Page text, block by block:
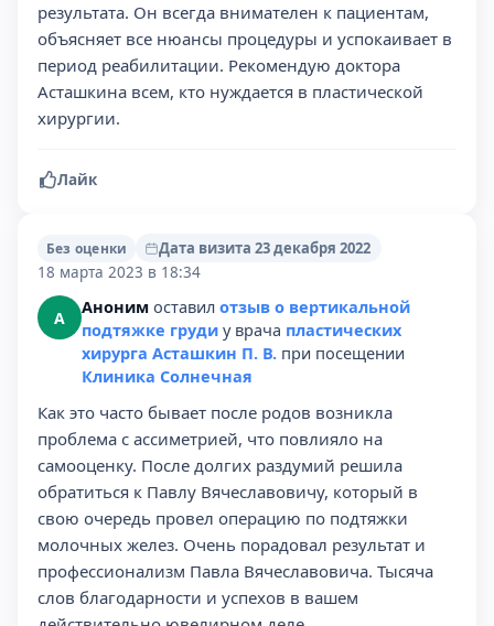
результата. Он всегда внимателен к пациентам,
объясняет все нюансы процедуры и успокаивает в
период реабилитации. Рекомендую доктора
Асташкина всем, кто нуждается в пластической
хирургии.
Лайк
Без оценки
Дата визита 23 декабря 2022
18 марта 2023 в 18:34
А Аноним оставил отзыв о вертикальной
подтяжке груди у врача пластических
хирурга Асташкин П. В. при посещении
Клиника Солнечная
Как это часто бывает после родов возникла
проблема с ассиметрией, что повлияло на
самооценку. После долгих раздумий решила
обратиться к Павлу Вячеславовичу, который в
свою очередь провел операцию по подтяжки
молочных желез. Очень порадовал результат и
профессионализм Павла Вячеславовича. Тысяча
слов благодарности и успехов в вашем